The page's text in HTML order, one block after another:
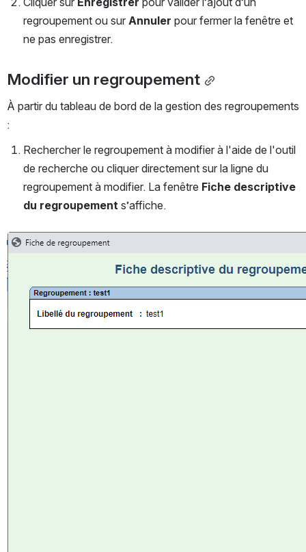
regroupement ou sur Annuler pour fermer la fenêtre et
ne pas enregistrer.
Modifier un regroupement
À partir du tableau de bord de la gestion des regroupements
:
Rechercher le regroupement à modifier à l'aide de l'outil
de recherche ou cliquer directement sur la ligne du
regroupement à modifier. La fenêtre Fiche descriptive
du regroupement s’affiche.
Ouvrir